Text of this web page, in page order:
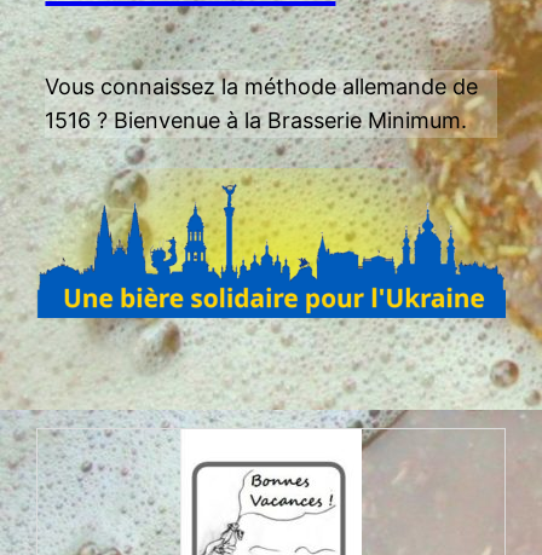
Vous connaissez la méthode allemande de
1516 ? Bienvenue à la Brasserie Minimum.